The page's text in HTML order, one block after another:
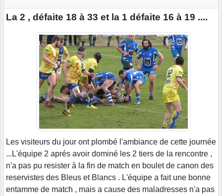
La 2 , défaite 18 à 33 et la 1 défaite 16 à 19 ....
Les visiteurs du jour ont plombé l'ambiance de cette journée
...L'équipe 2 aprés avoir dominé les 2 tiers de la rencontre ,
n'a pas pu resister à la fin de match en boulet de canon des
reservistes des Bleus et Blancs . L'équipe a fait une bonne
entamme de match , mais a cause des maladresses n'a pas